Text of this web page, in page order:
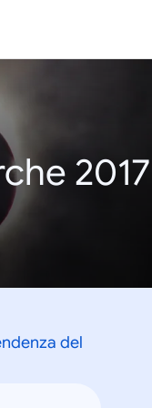
2017
del